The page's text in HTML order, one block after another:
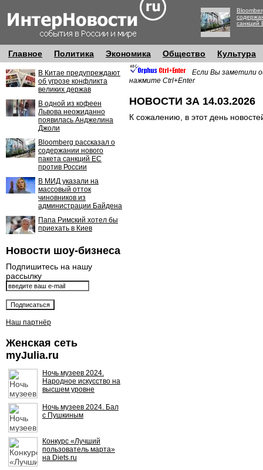
санкций
Главное Политика Экономика Общество Культура
В Китае предупреждают
об угрозе конфликта
великих держав
В одной из кофеен
Львова неожиданно
появилась Анджелина
Джоли
Bloomberg рассказал о
содержании нового
пакета санкций ЕС
против России
В МИД указали на
массовый отток
чиновников из
администрации Байдена
Папа Римский хотел бы
приехать в Киев
Новости шоу-бизнеса
Подпишитесь на нашу
рассылку
Наш партнёр
Женская сеть
myJulia.ru
Ночь музеев 2024.
Народное искусство на
высшем уровне
Ночь музеев 2024. Бал
с Пушкиным
Конкурс «Лучший
пользователь марта»
на Diets.ru
Если Вы заметили
нажмите Ctrl+Enter
НОВОСТИ ЗА 14.03.2026
К сожалению, в этот день